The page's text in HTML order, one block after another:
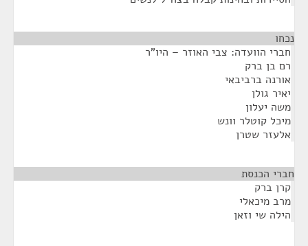
נכחו
חברי הוועדה: צבי האוזר – היו"ר
רם בן ברק
אורנה ברביבאי
יאיר גולן
משה יעלון
מיכל קוטלר וונש
אלעזר שטרן
חברי הכנסת
קרן ברק
מרב מיכאלי
הילה שי וזאן